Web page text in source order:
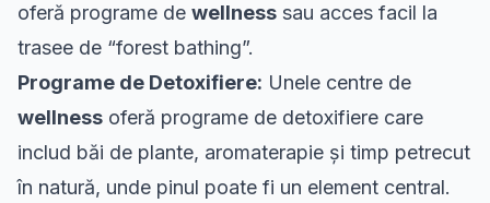
oferă programe de wellness sau acces facil la
trasee de “forest bathing”.
Programe de Detoxifiere: Unele centre de
wellness oferă programe de detoxifiere care
includ băi de plante, aromaterapie și timp petrecut
în natură, unde pinul poate fi un element central.